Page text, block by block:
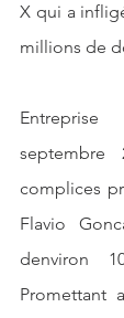
X qui a
millions de
septembre
complices
Flavio
denviron
Promettant